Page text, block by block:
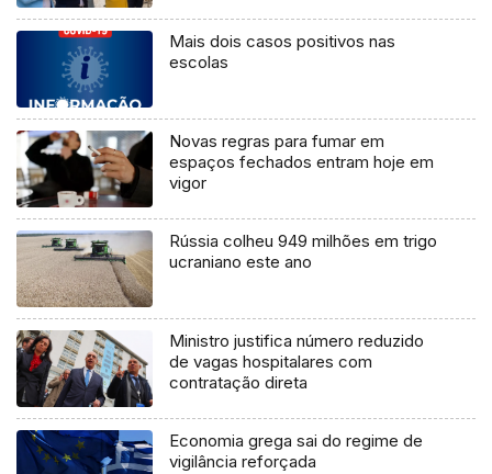
Mais dois casos positivos nas
escolas
Novas regras para fumar em
espaços fechados entram hoje em
vigor
Rússia colheu 949 milhões em trigo
ucraniano este ano
Ministro justifica número reduzido
de vagas hospitalares com
contratação direta
Economia grega sai do regime de
vigilância reforçada